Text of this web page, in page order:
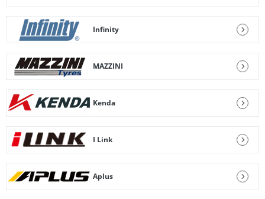
Infinity
MAZZINI
Kenda
I Link
Aplus